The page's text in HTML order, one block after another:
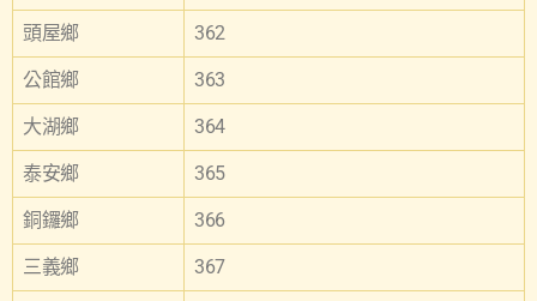
頭屋鄉 362
公館鄉 363
大湖鄉 364
泰安鄉 365
銅鑼鄉 366
三義鄉 367